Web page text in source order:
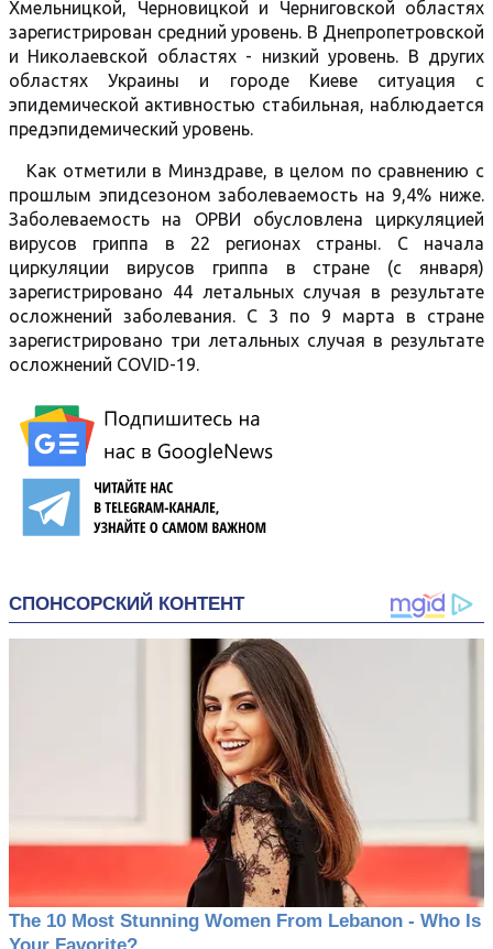
Хмельницкой, Черновицкой и Черниговской областях
зарегистрирован средний уровень. В Днепропетровской
и Николаевской областях - низкий уровень. В других
областях Украины и городе Киеве ситуация с
эпидемической активностью стабильная, наблюдается
предэпидемический уровень.
Как отметили в Минздраве, в целом по сравнению с
прошлым эпидсезоном заболеваемость на 9,4% ниже.
Заболеваемость на ОРВИ обусловлена циркуляцией
вирусов гриппа в 22 регионах страны. С начала
циркуляции вирусов гриппа в стране (с января)
зарегистрировано 44 летальных случая в результате
осложнений заболевания. С 3 по 9 марта в стране
зарегистрировано три летальных случая в результате
осложнений COVID-19.